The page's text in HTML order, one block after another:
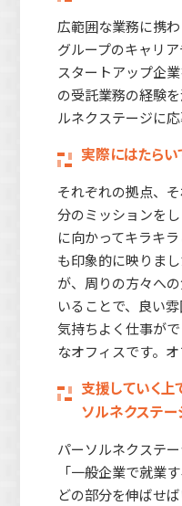
広範囲な業務に携
グループのキャリ
スタートアップ企
の受託業務の経験
ルネクステージに
実際にはたら
それぞれの拠点、
分のミッションを
に向かってキラキ
も印象的に映りま
が、周りの方々へ
いることで、良い
気持ちよく仕事が
なオフィスです。
支援していく上
ソルネクステ
パーソルネクステー
「一般企業で就業
どの部分を伸ばせ